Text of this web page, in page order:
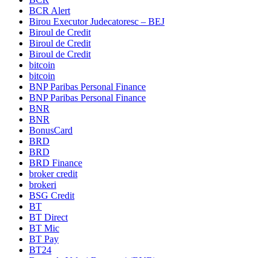
BCR Alert
Birou Executor Judecatoresc – BEJ
Biroul de Credit
Biroul de Credit
Biroul de Credit
bitcoin
bitcoin
BNP Paribas Personal Finance
BNP Paribas Personal Finance
BNR
BNR
BonusCard
BRD
BRD
BRD Finance
broker credit
brokeri
BSG Credit
BT
BT Direct
BT Mic
BT Pay
BT24